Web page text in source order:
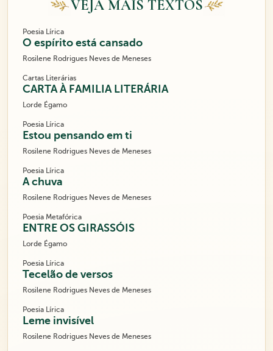
VEJA MAIS TEXTOS
Poesia Lírica
O espírito está cansado
Rosilene Rodrigues Neves de Meneses
Cartas Literárias
CARTA À FAMILIA LITERÁRIA
Lorde Égamo
Poesia Lírica
Estou pensando em ti
Rosilene Rodrigues Neves de Meneses
Poesia Lírica
A chuva
Rosilene Rodrigues Neves de Meneses
Poesia Metafórica
ENTRE OS GIRASSÓIS
Lorde Égamo
Poesia Lírica
Tecelão de versos
Rosilene Rodrigues Neves de Meneses
Poesia Lírica
Leme invisível
Rosilene Rodrigues Neves de Meneses